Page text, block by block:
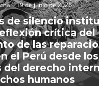
19 de junio de 2026
de silencio
crítica del
de las
el Perú desde los
del derecho
humanos